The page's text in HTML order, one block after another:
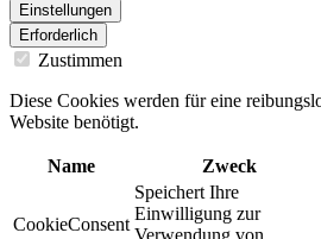
Einstellungen
Erforderlich
Zustimmen
Diese Cookies werden für eine
Website benötigt.
Name Zweck
CookieConsent
Speichert Ihre
Einwilligung zur
Verwendung von